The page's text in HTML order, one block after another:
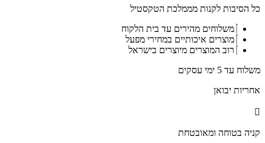
של
עובדיה
מחייך
רקע
וזהב
על
או
כל הסיבות לקנות מממלכת הטקסטיל
משלוחים מהירים עד בית הלקוח
מוצרים איכותיים במחירי מפעל
רוב המוצרים מיוצרים בישראל
משלוח עד 5 ימי עסקים
אחריות יבואן
קניה בטוחה ומאובטחת